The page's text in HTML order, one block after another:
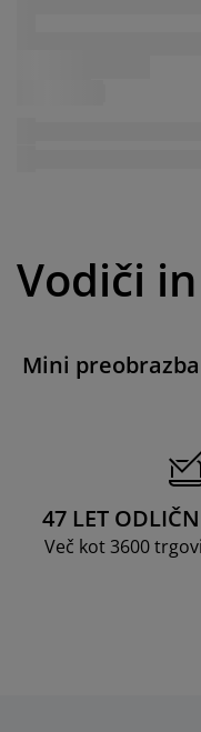
Vodiči
Mini
47 LET
Več kot 3600